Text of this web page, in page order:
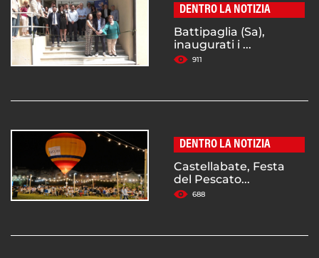
DENTRO LA NOTIZIA
Battipaglia (Sa),
inaugurati i ...
911
DENTRO LA NOTIZIA
Castellabate, Festa
del Pescato...
688